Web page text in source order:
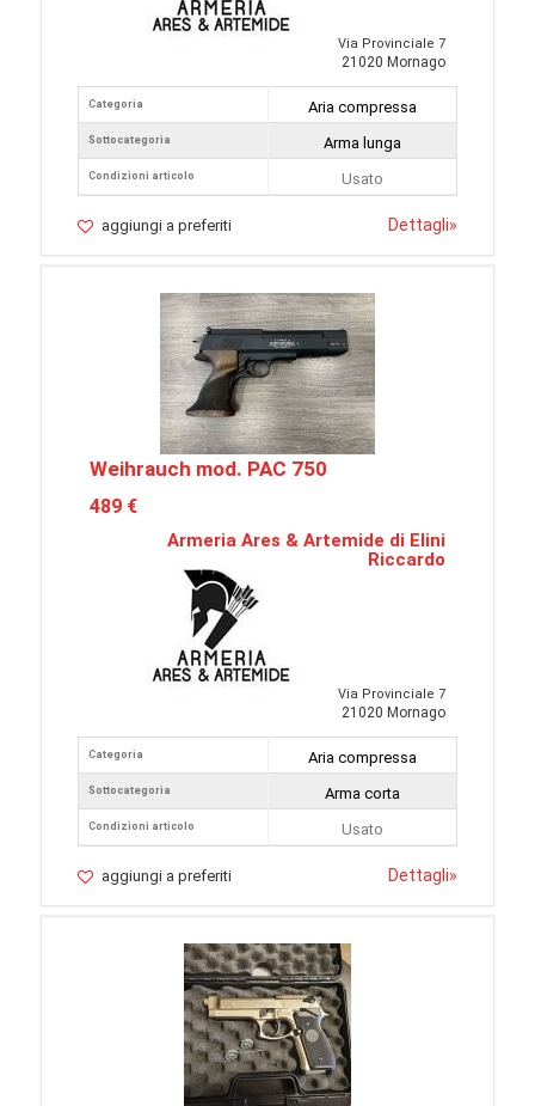
Via Provinciale 7
21020 Mornago
Categoria
Sottocategoria
Condizioni articolo
Aria compressa
Arma lunga
Usato
aggiungi a preferiti Dettagli»
Weihrauch mod. PAC 750
489 €
Armeria Ares & Artemide di Elini
Riccardo
Via Provinciale 7
21020 Mornago
Categoria
Sottocategoria
Condizioni articolo
Aria compressa
Arma corta
Usato
aggiungi a preferiti Dettagli»